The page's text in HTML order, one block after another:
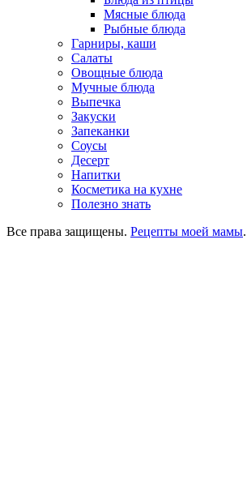
Мясные блюда
Рыбные блюда
Гарниры, каши
Салаты
Овощные блюда
Мучные блюда
Выпечка
Закуски
Запеканки
Соусы
Десерт
Напитки
Косметика на кухне
Полезно знать
Все права защищены. Рецепты моей мамы.